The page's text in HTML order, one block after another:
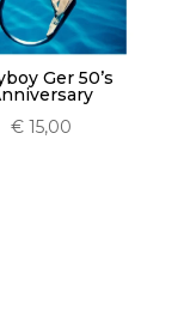
Ger 50’s
€ 15,00